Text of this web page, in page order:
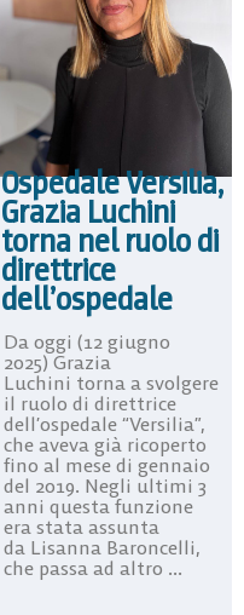
Ospedale Versilia,
Grazia Luchini
torna nel ruolo di
direttrice
dell’ospedale
Da oggi (12 giugno
2025) Grazia
Luchini torna a svolgere
il ruolo di direttrice
dell’ospedale “Versilia”,
che aveva già ricoperto
fino al mese di gennaio
del 2019. Negli ultimi 3
anni questa funzione
era stata assunta
da Lisanna Baroncelli,
che passa ad altro ...